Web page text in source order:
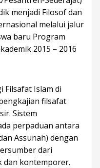
menjadi Filosof dan
melalui jalur
baru Program
2015 – 2016
Filsafat Islam di
filsafat
Sistem
perpaduan antara
Assunah) dengan
dari
dan kontemporer.